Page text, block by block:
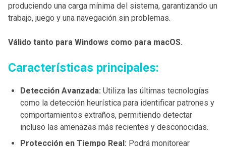
produciendo una carga mínima del sistema, garantizando un
trabajo, juego y una navegación sin problemas.
Válido tanto para Windows como para macOS.
Características principales:
Detección Avanzada: Utiliza las últimas tecnologías
como la detección heurística para identificar patrones y
comportamientos extraños, permitiendo detectar
incluso las amenazas más recientes y desconocidas.
Protección en Tiempo Real: Podrá monitorear